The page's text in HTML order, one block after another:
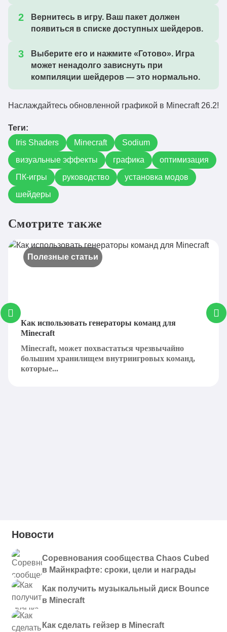
Вернитесь в игру. Ваш пакет должен
появиться в списке доступных шейдеров.
Выберите его и нажмите «Готово». Игра
может ненадолго зависнуть при
компиляции шейдеров — это нормально.
Наслаждайтесь обновленной графикой в Minecraft 26.2!
Теги:
Iris Shaders
Minecraft
Sodium
визуальные эффекты
графика
оптимизация
ПК-игры
руководство
установка модов
шейдеры
Смотрите также
Полезные статьи
Как использовать генераторы команд для
Minecraft
Minecraft, может похвастаться чрезвычайно
большим хранилищем внутриигровых команд,
которые...
Новости
Соревнования сообщества Chaos Cubed
в Майнкрафте: сроки, цели и награды
Как получить музыкальный диск Bounce
в Minecraft
Как сделать гейзер в Minecraft